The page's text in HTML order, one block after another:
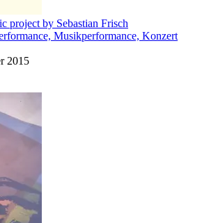
project by Sebastian Frisch
Musikperformance, Konzert
2015